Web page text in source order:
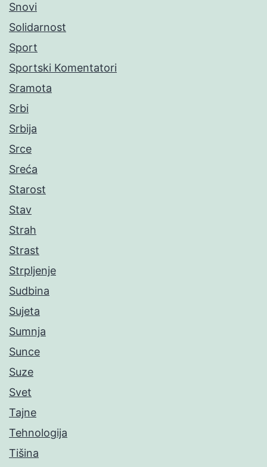
Snovi
Solidarnost
Sport
Sportski Komentatori
Sramota
Srbi
Srbija
Srce
Sreća
Starost
Stav
Strah
Strast
Strpljenje
Sudbina
Sujeta
Sumnja
Sunce
Suze
Svet
Tajne
Tehnologija
Tišina